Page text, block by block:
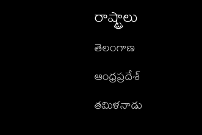
రాష్ట్రాలు
తెలంగాణ
ఆంధ్రప్రదేశ్
తమిళనాడు